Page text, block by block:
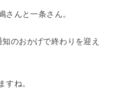
さんと一条さん。
のおかげで終わりを迎え
すね。